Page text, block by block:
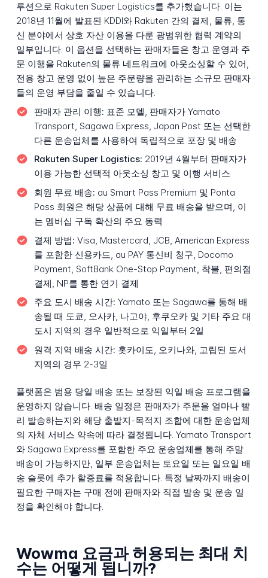
루션으로 Rakuten Super Logistics를 추가했습니다. 이는
2018년 11월에 발표된 KDDI와 Rakuten 간의 결제, 물류, 통
신 분야에서 상호 자산 이용을 다룬 광범위한 협력 계약의
일부입니다. 이 옵션을 선택하는 판매자들은 창고 운영과 주
문 이행을 Rakuten의 물류 네트워크에 아웃소싱할 수 있어,
전용 창고 운영 없이 높은 주문량을 관리하는 소규모 판매자
들의 운영 부담을 줄일 수 있습니다.
판매자 관리 이행: 표준 모델, 판매자가 Yamato
Transport, Sagawa Express, Japan Post 또는 선택한
다른 운송업체를 사용하여 독립적으로 포장 및 배송
Rakuten Super Logistics: 2019년 4월부터 판매자가
이용 가능한 선택적 아웃소싱 창고 및 이행 서비스
회원 무료 배송: au Smart Pass Premium 및 Ponta
Pass 회원은 해당 상품에 대해 무료 배송을 받으며, 이
는 멤버십 구독 확산의 주요 동력
결제 방법: Visa, Mastercard, JCB, American Express
를 포함한 신용카드, au PAY 통신비 청구, Docomo
Payment, SoftBank One-Stop Payment, 착불, 편의점
결제, NP를 통한 연기 결제
주요 도시 배송 시간: Yamato 또는 Sagawa를 통해 배
송될 때 도쿄, 오사카, 나고야, 후쿠오카 및 기타 주요 대
도시 지역의 경우 일반적으로 익일부터 2일
원격 지역 배송 시간: 홋카이도, 오키나와, 고립된 도서
지역의 경우 2-3일
플랫폼은 범용 당일 배송 또는 보장된 익일 배송 프로그램을
운영하지 않습니다. 배송 일정은 판매자가 주문을 얼마나 빨
리 발송하는지와 해당 출발지-목적지 조합에 대한 운송업체
의 자체 서비스 약속에 따라 결정됩니다. Yamato Transport
와 Sagawa Express를 포함한 주요 운송업체를 통해 주말
배송이 가능하지만, 일부 운송업체는 토요일 또는 일요일 배
송 슬롯에 추가 할증료를 적용합니다. 특정 날짜까지 배송이
필요한 구매자는 구매 전에 판매자와 직접 발송 및 운송 일
정을 확인해야 합니다.
Wowma 요금과 허용되는 최대 치
수는 어떻게 됩니까?